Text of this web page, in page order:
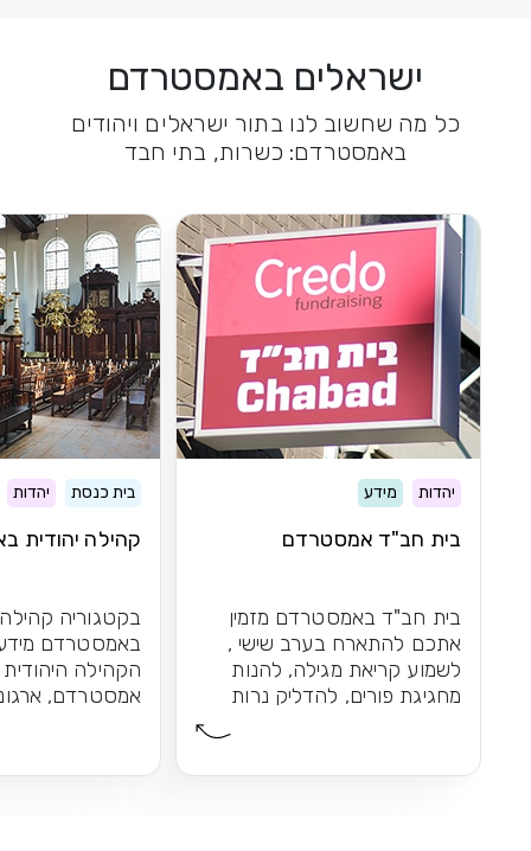
ישראלים באמסטרדם
כל מה שחשוב לנו בתור ישראלים ויהודים
באמסטרדם: כשרות, בתי חבד
יהדות מידע
בית חב"ד אמסטרדם
בית חב"ד באמסטרדם מזמין
אתכם להתארח בערב שישי ,
לשמוע קריאת מגילה, להנות
מחגיגת פורים, להדליק נרות
בית כנסת יהדות
קהילה יהודית
בקטגוריה קהילה
באמסטרדם
הקהילה
אמסטרדם,